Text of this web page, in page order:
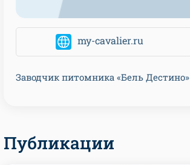
my-cavalier.ru
Заводчик питомника «Бель Дестино»
Публикации